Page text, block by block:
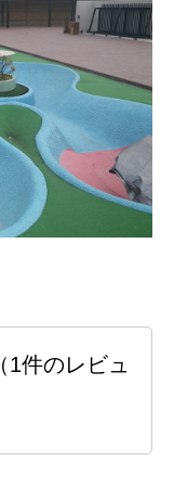
（1件のレビュ